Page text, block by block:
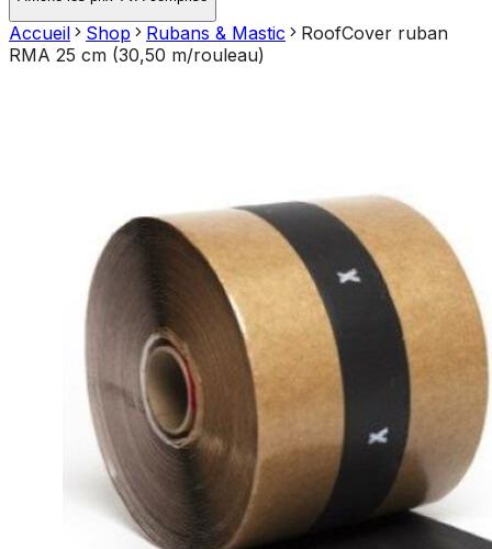
Accueil Shop Rubans & Mastic
RoofCover ruban
RMA 25 cm (30,50 m/rouleau)